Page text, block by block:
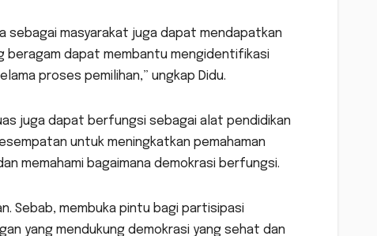
sebagai masyarakat juga dapat mendapatkan
beragam dapat membantu mengidentifikasi
proses pemilihan,” ungkap Didu.
juga dapat berfungsi sebagai alat pendidikan
untuk meningkatkan pemahaman
memahami bagaimana demokrasi berfungsi.
Sebab, membuka pintu bagi partisipasi
yang mendukung demokrasi yang sehat dan